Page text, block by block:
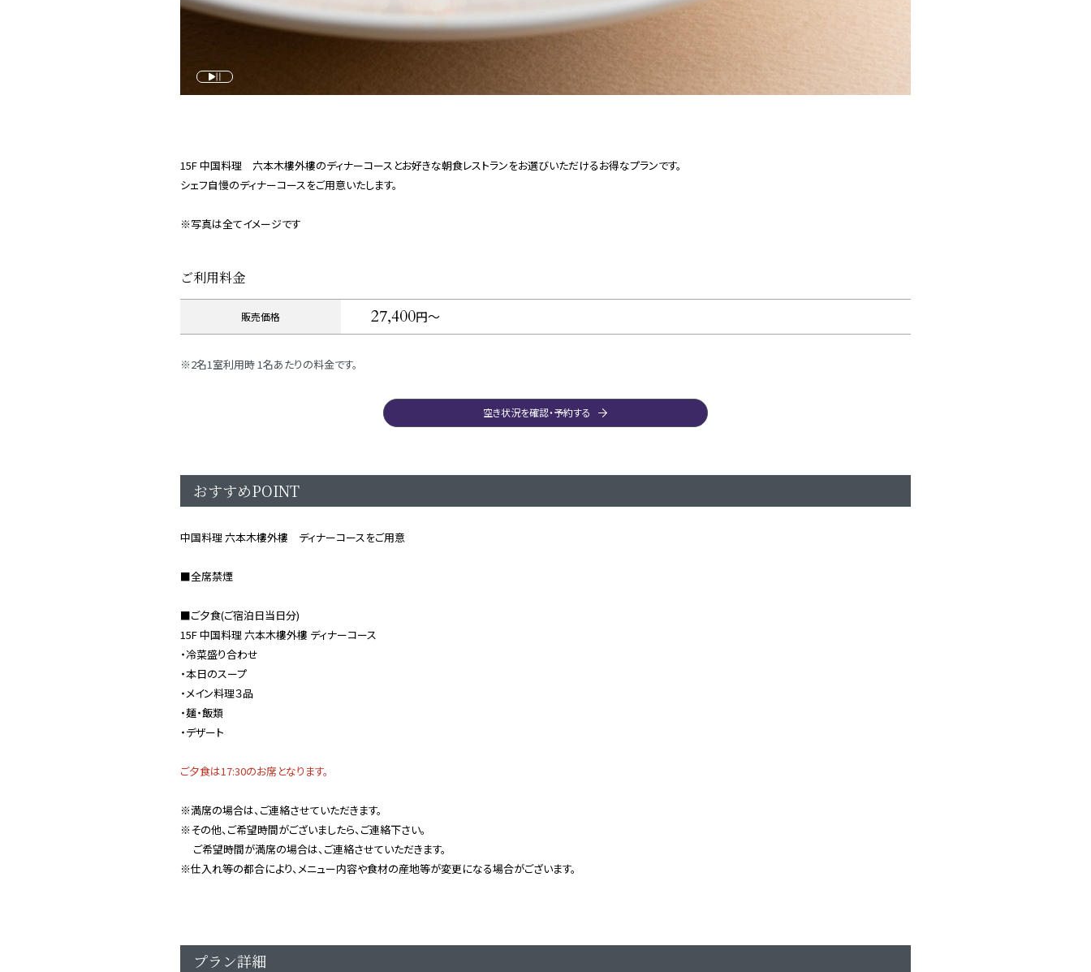
15F 中国料理 六本木樓外樓のディナーコースとお好きな朝食レストランをお選びいただけるお得なプランです。
シェフ自慢のディナーコースをご用意いたします。
※写真は全てイメージです
ご利用料金
販売価格 27,400円〜
2名1室利用時 1名あたりの料金です。
空き状況を確認・予約する
おすすめPOINT
中国料理 六本木樓外樓 ディナーコースをご用意
■全席禁煙
■ご夕食(ご宿泊日当日分)
15F 中国料理 六本木樓外樓 ディナーコース
・冷菜盛り合わせ
・本日のスープ
・メイン料理３品
・麺・飯類
・デザート
ご夕食は17:30のお席となります。
※満席の場合は、ご連絡させていただきます。
※その他、ご希望時間がございましたら、ご連絡下さい。
ご希望時間が満席の場合は、ご連絡させていただきます。
※仕入れ等の都合により、メニュー内容や食材の産地等が変更になる場合がございます。
プラン詳細